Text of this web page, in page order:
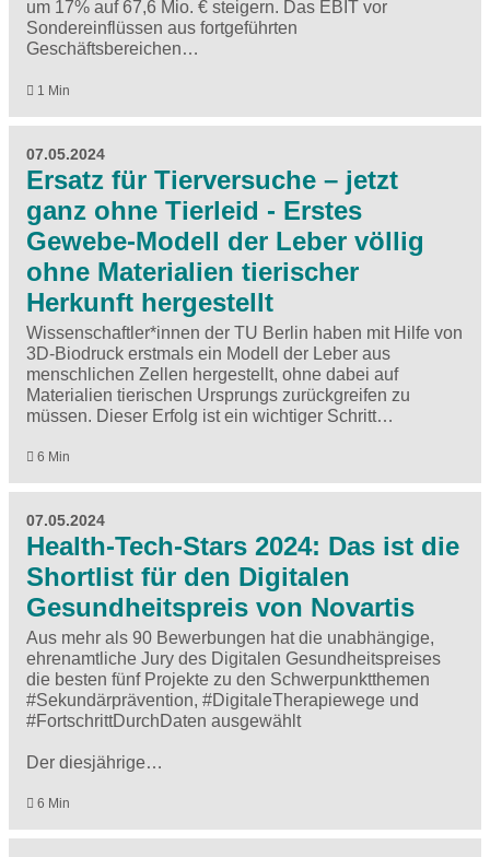
um 17% auf 67,6 Mio. € steigern. Das EBIT vor
Sondereinflüssen aus fortgeführten
Geschäftsbereichen…
1 Min
07.05.2024
Ersatz für Tierversuche – jetzt
ganz ohne Tierleid - Erstes
Gewebe-Modell der Leber völlig
ohne Materialien tierischer
Herkunft hergestellt
Wissenschaftler*innen der TU Berlin haben mit Hilfe von
3D-Biodruck erstmals ein Modell der Leber aus
menschlichen Zellen hergestellt, ohne dabei auf
Materialien tierischen Ursprungs zurückgreifen zu
müssen. Dieser Erfolg ist ein wichtiger Schritt…
6 Min
07.05.2024
Health-Tech-Stars 2024: Das ist die
Shortlist für den Digitalen
Gesundheitspreis von Novartis
Aus mehr als 90 Bewerbungen hat die unabhängige,
ehrenamtliche Jury des Digitalen Gesundheitspreises
die besten fünf Projekte zu den Schwerpunktthemen
#Sekundärprävention, #DigitaleTherapiewege und
#FortschrittDurchDaten ausgewählt
Der diesjährige…
6 Min